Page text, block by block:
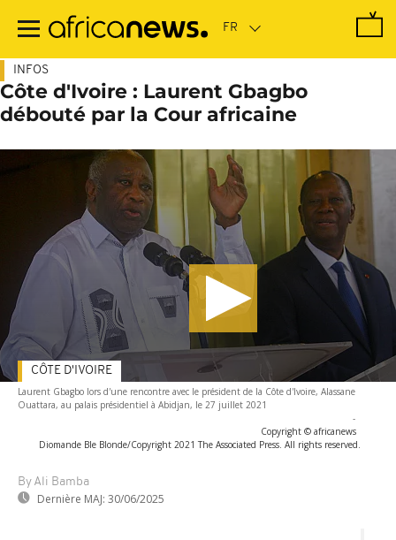
contenu
INFOS
Côte d'Ivoire : Laurent Gbagbo
débouté par la Cour africaine
Laurent Gbagbo lors d'une rencontre avec le président de la Côte d'Ivoire, Alassane
Ouattara, au palais présidentiel à Abidjan, le 27 juillet 2021
-
Copyright © africanews
Diomande Ble Blonde/Copyright 2021 The Associated Press. All rights reserved.
By Ali Bamba
Dernière MAJ: 30/06/2025
CÔTE D'IVOIRE